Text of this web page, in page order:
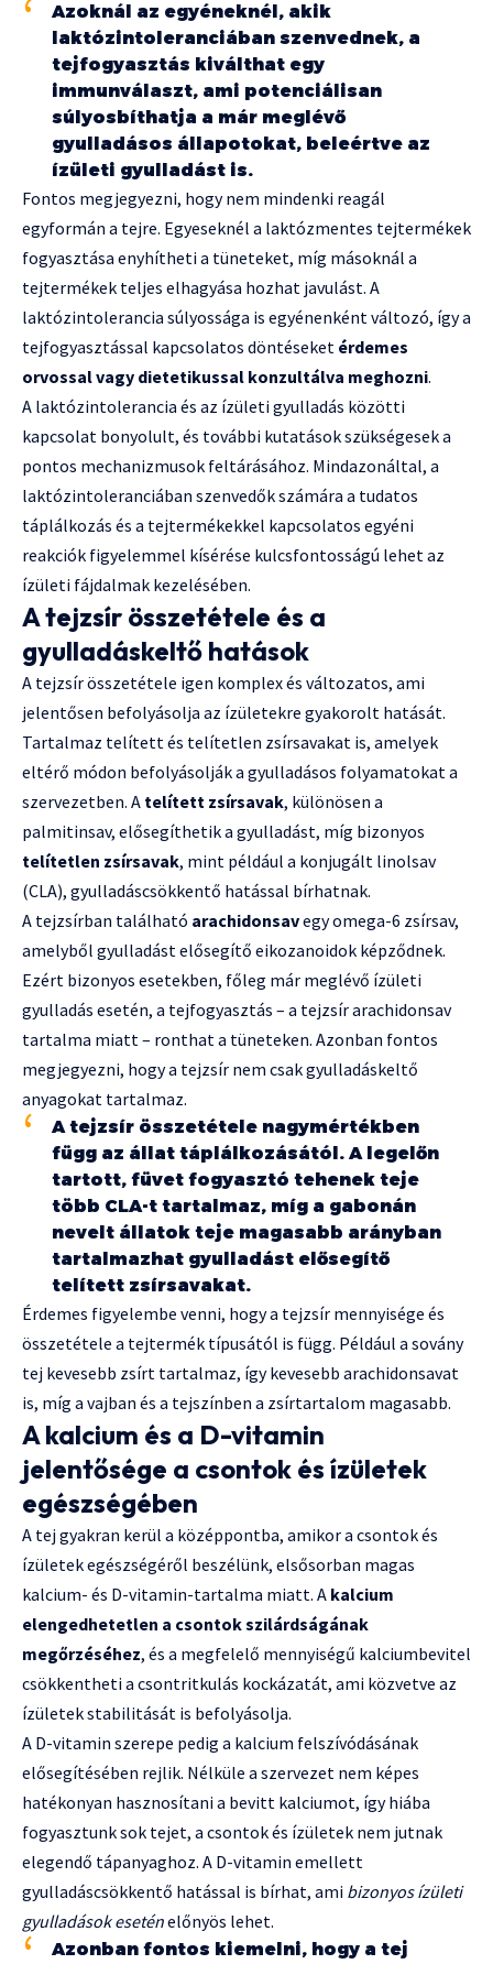
Azoknál az egyéneknél, akik
laktózintoleranciában szenvednek, a
tejfogyasztás kiválthat egy
immunválaszt, ami potenciálisan
súlyosbíthatja a már meglévő
gyulladásos állapotokat, beleértve az
ízületi gyulladást is.
Fontos megjegyezni, hogy nem mindenki reagál
egyformán a tejre. Egyeseknél a laktózmentes tejtermékek
fogyasztása enyhítheti a tüneteket, míg másoknál a
tejtermékek teljes elhagyása hozhat javulást. A
laktózintolerancia súlyossága is egyénenként változó, így a
tejfogyasztással kapcsolatos döntéseket érdemes
orvossal vagy dietetikussal konzultálva meghozni.
A laktózintolerancia és az ízületi gyulladás közötti
kapcsolat bonyolult, és további kutatások szükségesek a
pontos mechanizmusok feltárásához. Mindazonáltal, a
laktózintoleranciában szenvedők számára a tudatos
táplálkozás és a tejtermékekkel kapcsolatos egyéni
reakciók figyelemmel kísérése kulcsfontosságú lehet az
ízületi fájdalmak kezelésében.
A tejzsír összetétele és a
gyulladáskeltő hatások
A tejzsír összetétele igen komplex és változatos, ami
jelentősen befolyásolja az ízületekre gyakorolt hatását.
Tartalmaz telített és telítetlen zsírsavakat is, amelyek
eltérő módon befolyásolják a gyulladásos folyamatokat a
szervezetben. A telített zsírsavak, különösen a
palmitinsav, elősegíthetik a gyulladást, míg bizonyos
telítetlen zsírsavak, mint például a konjugált linolsav
(CLA), gyulladáscsökkentő hatással bírhatnak.
A tejzsírban található arachidonsavegy omega-6 zsírsav,
amelyből gyulladást elősegítő eikozanoidok képződnek.
Ezért bizonyos esetekben, főleg már meglévő ízületi
gyulladás esetén, a tejfogyasztás – a tejzsír arachidonsav
tartalma miatt – ronthat a tüneteken. Azonban fontos
megjegyezni, hogy a tejzsír nem csak gyulladáskeltő
anyagokat tartalmaz.
A tejzsír összetétele nagymértékben
függ az állat táplálkozásától. A legelőn
tartott, füvet fogyasztó tehenek teje
több CLA-t tartalmaz, míg a gabonán
nevelt állatok teje magasabb arányban
tartalmazhat gyulladást elősegítő
telített zsírsavakat.
Érdemes figyelembe venni, hogy a tejzsír mennyisége és
összetétele a tejtermék típusától is függ. Például a sovány
tej kevesebb zsírt tartalmaz, így kevesebb arachidonsavat
is, míg a vajban és a tejszínben a zsírtartalom magasabb.
A kalcium és a D-vitamin
jelentősége a csontok és ízületek
egészségében
A tej gyakran kerül a középpontba, amikor a csontok és
ízületek egészségéről beszélünk, elsősorban magas
kalcium- és D-vitamin-tartalma miatt. A kalcium
elengedhetetlen a csontok szilárdságának
megőrzéséhez, és a megfelelő mennyiségű kalciumbevitel
csökkentheti a csontritkulás kockázatát, ami közvetve az
ízületek stabilitását is befolyásolja.
A D-vitamin szerepe pedig a kalcium felszívódásának
elősegítésében rejlik. Nélküle a szervezet nem képes
hatékonyan hasznosítani a bevitt kalciumot, így hiába
fogyasztunk sok tejet, a csontok és ízületek nem jutnak
elegendő tápanyaghoz. A D-vitamin emellett
gyulladáscsökkentő hatással is bírhat, ami bizonyos ízületi
gyulladások eseténelőnyös lehet.
Azonban fontos kiemelni, hogy a tej